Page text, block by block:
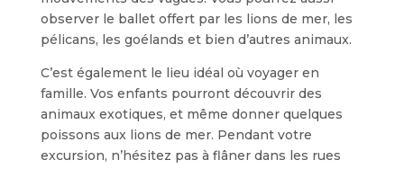
observer le ballet offert par les lions de mer, les
pélicans, les goélands et bien d’autres animaux.
C’est également le lieu idéal où voyager en
famille. Vos enfants pourront découvrir des
animaux exotiques, et même donner quelques
poissons aux lions de mer. Pendant votre
excursion, n’hésitez pas à flâner dans les rues